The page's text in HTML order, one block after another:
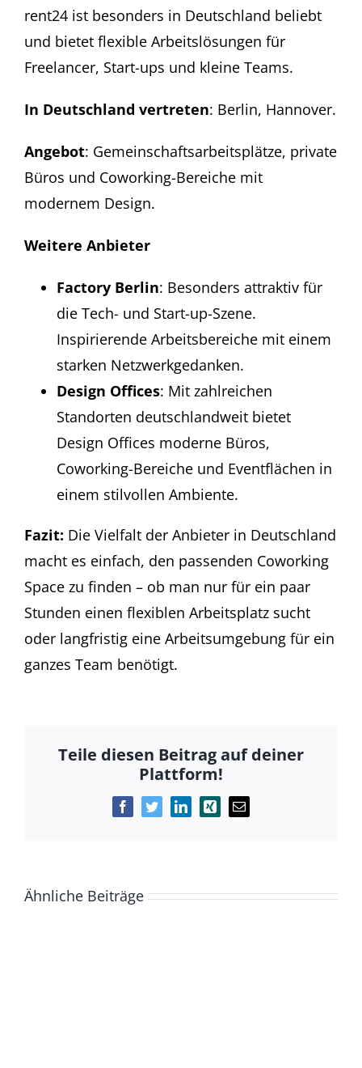
rent24 ist besonders in Deutschland beliebt
und bietet flexible Arbeitslösungen für
Freelancer, Start-ups und kleine Teams.
In Deutschland vertreten: Berlin, Hannover.
Angebot: Gemeinschaftsarbeitsplätze, private
Büros und Coworking-Bereiche mit
modernem Design.
Weitere Anbieter
Factory Berlin: Besonders attraktiv für
die Tech- und Start-up-Szene.
Inspirierende Arbeitsbereiche mit einem
starken Netzwerkgedanken.
Design Offices: Mit zahlreichen
Standorten deutschlandweit bietet
Design Offices moderne Büros,
Coworking-Bereiche und Eventflächen in
einem stilvollen Ambiente.
Fazit: Die Vielfalt der Anbieter in Deutschland
macht es einfach, den passenden Coworking
Space zu finden – ob man nur für ein paar
Stunden einen flexiblen Arbeitsplatz sucht
oder langfristig eine Arbeitsumgebung für ein
ganzes Team benötigt.
Teile diesen Beitrag auf deiner
Plattform!
FacebookTwitterLinkedInXing E-
Ähnliche Beiträge